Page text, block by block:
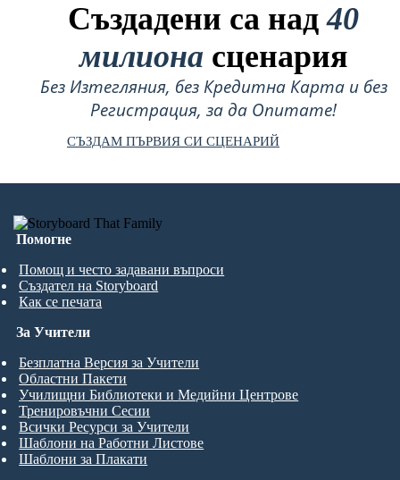
Създадени са над40
милиона сценария
Без Изтегляния, без Кредитна Карта и без
Регистрация, за да Опитате!
СЪЗДАМ ПЪРВИЯ СИ СЦЕНАРИЙ
Помогне
Помощ и често задавани въпроси
Създател на Storyboard
Как се печата
За Учители
Безплатна Версия за Учители
Областни Пакети
Училищни Библиотеки и Медийни Центрове
Тренировъчни Сесии
Всички Ресурси за Учители
Шаблони на Работни Листове
Шаблони за Плакати